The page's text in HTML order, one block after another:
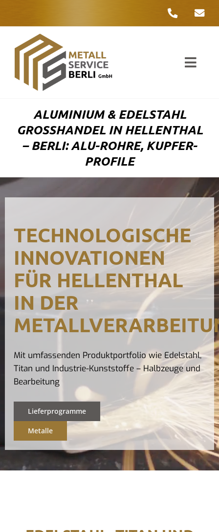
ALUMINIUM & EDELSTAHL
GROSSHANDEL IN HELLENTHAL –
BERLI: ALU-ROHRE, KUPFER-P
ROFILE
TECHNOLOGISCHE
INNOVATIONEN
FÜR HELLENTHAL
IN DER
Mit umfassenden Produktportfolio wie Edelstahl,
Titan und Industrie-Kunststoffe – Halbzeuge und
Bearbeitung
Lieferprogramme
Metalle